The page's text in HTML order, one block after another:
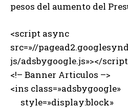
pesos del aumento del
<script async
src=»//
js/adsbygoogle.js»></
<!– Banner Articulos –>
<ins class=»adsbygoogle»
style=»display:block»